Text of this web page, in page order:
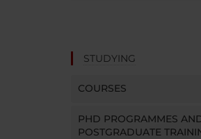
STUDYING
COURSES
PHD PROGRAMMES
POSTGRADUATE